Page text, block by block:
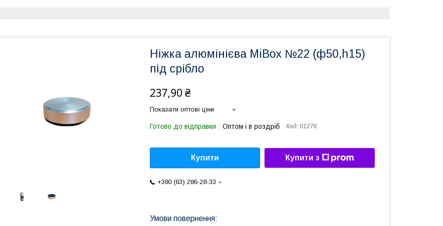
Ніжка алюмінієва MiBox №22 (ф50,h15)
під срібло
237,90 ₴
Показати оптові ціни
Готово до відправки Оптом і в роздріб Код: 01276
Купити Купити з
+380 (63) 286-28-33